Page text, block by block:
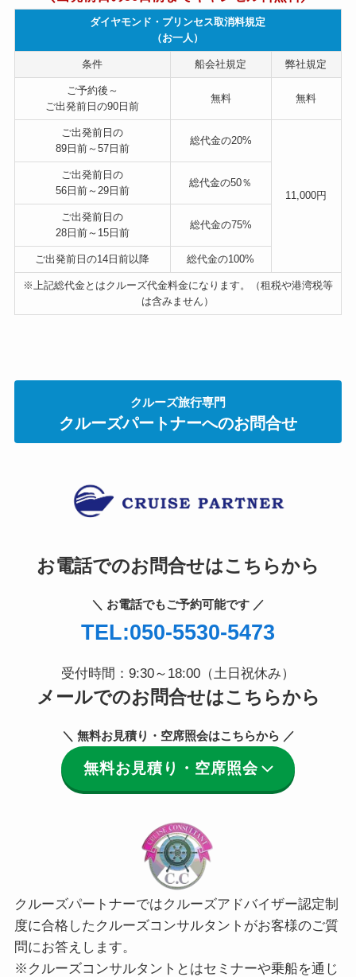
ダイヤモンド・プリンセス取消料規定
（お一人）
条件 船会社規定 弊社規定
ご予約後～
ご出発前日の90日前
無料 無料
ご出発前日の
89日前～57日前
総代金の20%
11,000円
ご出発前日の
56日前～29日前
総代金の50％
ご出発前日の
28日前～15日前
総代金の75%
ご出発前日の14日前以降 総代金の100%
※上記総代金とはクルーズ代金料金になります。（租税や港湾税等
は含みません）
クルーズ旅行専門
クルーズパートナーへのお問合せ
お電話でのお問合せはこちらから
＼ お電話でもご予約可能です ／
TEL:050-5530-5473
受付時間：9:30～18:00（土日祝休み）
メールでのお問合せはこちらから
＼ 無料お見積り・空席照会はこちらから ／
無料お見積り・空席照会
クルーズパートナーではクルーズアドバイザー認定制
度に合格したクルーズコンサルタントがお客様のご質
問にお答えします。
※クルーズコンサルタントとはセミナーや乗船を通じ